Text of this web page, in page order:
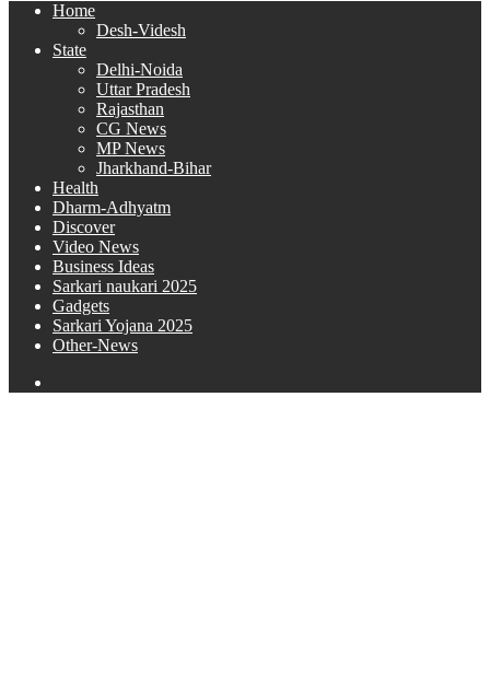
Home
Desh-Videsh
State
Delhi-Noida
Uttar Pradesh
Rajasthan
CG News
MP News
Jharkhand-Bihar
Health
Dharm-Adhyatm
Discover
Video News
Business Ideas
Sarkari naukari 2025
Gadgets
Sarkari Yojana 2025
Other-News